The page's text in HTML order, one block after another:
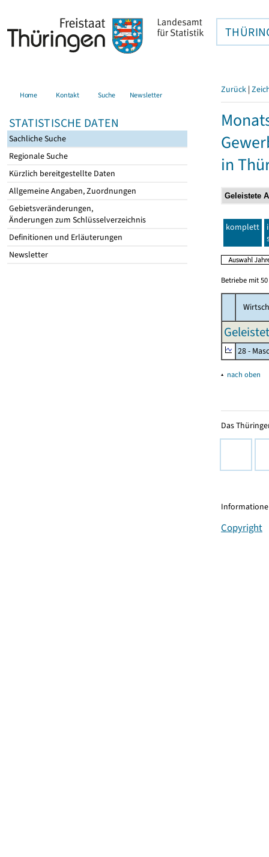
Home Kontakt Suche Newsletter
STATISTISCHE DATEN
Sachliche Suche
Regionale Suche
Kürzlich bereitgestellte Daten
Allgemeine Angaben, Zuordnungen
Gebietsveränderungen,
Änderungen zum Schlüsselverzeichnis
Definitionen und Erläuterungen
Newsletter
Zurück |
in
komplett
Betriebe mit
28 -
▴ nach oben
Das
Copyright